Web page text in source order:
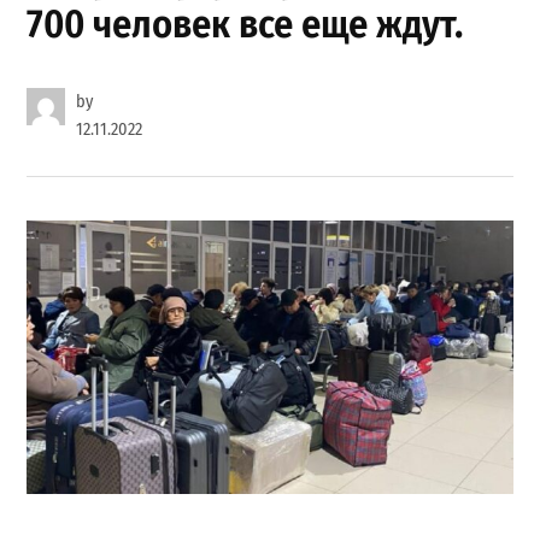
700 человек все еще ждут.
by
12.11.2022